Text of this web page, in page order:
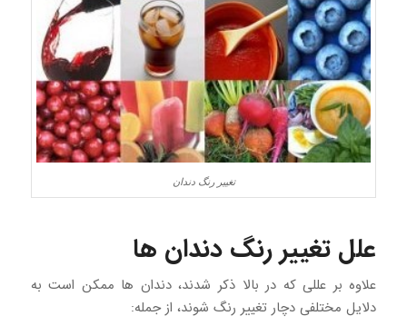
تغییر رنگ دندان
علل تغییر رنگ دندان ها
علاوه بر عللی که در بالا ذکر شدند، دندان ها ممکن است به
دلایل مختلفی دچار تغییر رنگ شوند، از جمله: